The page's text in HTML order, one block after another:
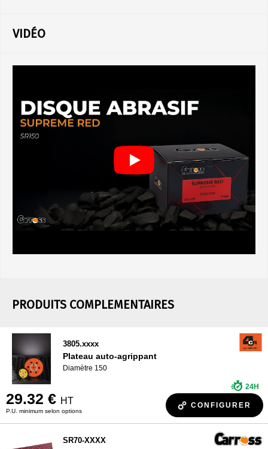
VIDÉO
PRODUITS COMPLEMENTAIRES
3805.xxxx
Plateau auto-agrippant
Diamètre 150
29.32 € HT
P.U. minimum selon options
24H
CONFIGURER
SR70-XXXX